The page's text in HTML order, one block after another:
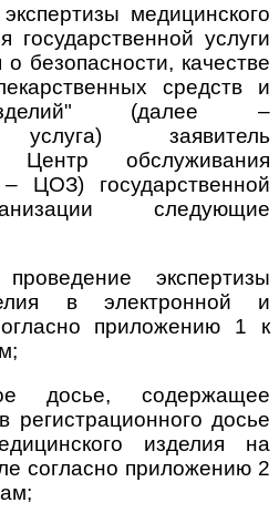
медицинского
государственной услуги
безопасности, качестве
средств и
(далее –
услуга) заявитель
Центр обслуживания
ЦОЗ) государственной
следующие
экспертизы
в электронной и
приложению 1 к
досье, содержащее
регистрационного досье
изделия на
согласно приложению 2